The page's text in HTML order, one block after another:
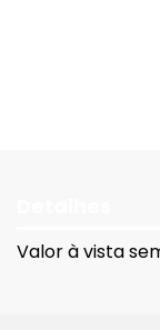
Valor à vista